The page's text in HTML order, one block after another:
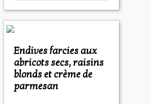
Endives farcies aux
abricots secs, raisins
blonds et crème de
parmesan